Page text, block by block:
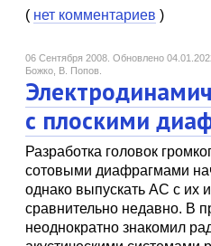
( нет комментариев )
06 Сентября 2008. Обновлено
Божко, В. Попов.
с плоскими
Разработка головок
сотовыми диафрагмами
однако выпускать АС с их
сравнительно недавно. В
неоднократно знакомил